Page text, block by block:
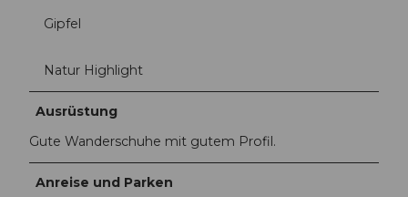
Gipfel
Natur Highlight
Ausrüstung
Gute Wanderschuhe mit gutem Profil.
Anreise und Parken